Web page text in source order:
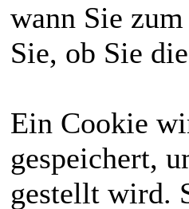
wann Sie
Sie, ob Sie
Ein Cookie
gespeichert,
gestellt wird.